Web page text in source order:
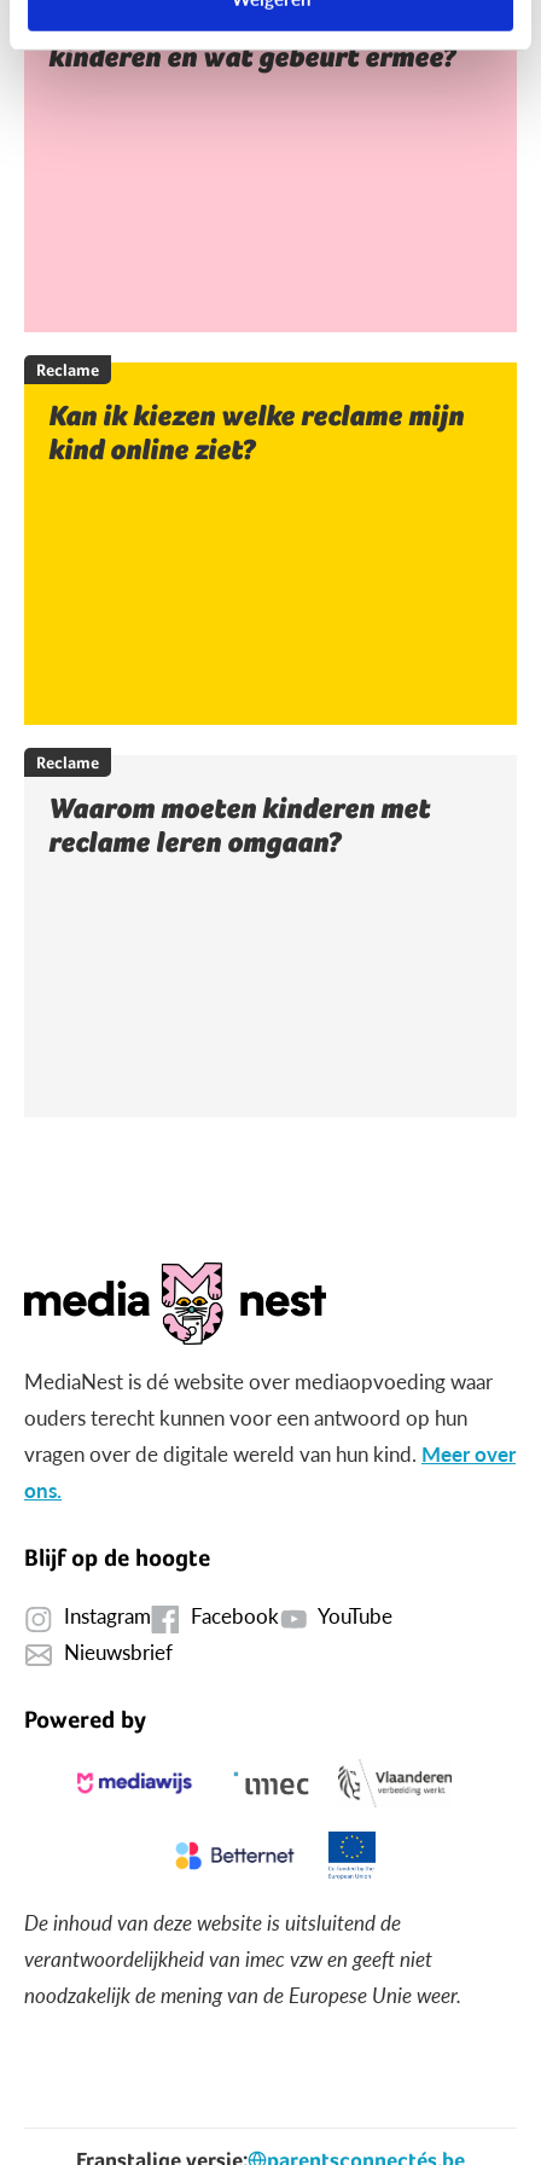
Wie verzamelt info over mijn
kinderen en wat gebeurt ermee?
Reclame
Kan ik kiezen welke reclame mijn
kind online ziet?
Reclame
Waarom moeten kinderen met
reclame leren omgaan?
MediaNest is dé website over mediaopvoeding waar
ouders terecht kunnen voor een antwoord op hun
vragen over de digitale wereld van hun kind. Meer over
ons.
Blijf op de hoogte
Instagram Facebook
YouTube
Nieuwsbrief
Powered by
De inhoud van deze website is uitsluitend de
verantwoordelijkheid van imec vzw en geeft niet
noodzakelijk de mening van de Europese Unie weer.
Franstalige versie: parentsconnectés.be